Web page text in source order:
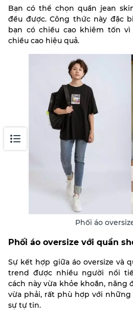
Bạn có thể chọn quần jean
đều được. Công thức này đặc
bạn có chiều cao khiêm tốn
chiều cao hiệu quả.
Phối áo
Phối áo oversize với quần
Sự kết hợp giữa áo oversize và
trend được nhiều người nổi
cách này vừa khỏe khoắn, năng
vừa phải, rất phù hợp với
sự tự tin.